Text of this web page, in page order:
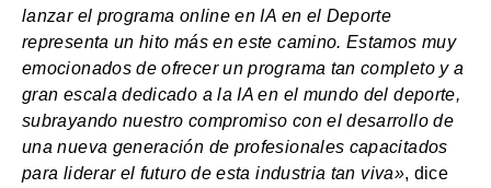
lanzar el programa online en IA en el Deporte
representa un hito más en este camino. Estamos muy
emocionados de ofrecer un programa tan completo y a
gran escala dedicado a la IA en el mundo del deporte,
subrayando nuestro compromiso con el desarrollo de
una nueva generación de profesionales capacitados
para liderar el futuro de esta industria tan viva», dice